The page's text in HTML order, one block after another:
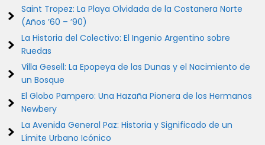
Saint Tropez: La Playa Olvidada de la Costanera Norte
(Años ’60 – ’90)
La Historia del Colectivo: El Ingenio Argentino sobre
Ruedas
Villa Gesell: La Epopeya de las Dunas y el Nacimiento de
un Bosque
El Globo Pampero: Una Hazaña Pionera de los Hermanos
Newbery
La Avenida General Paz: Historia y Significado de un
Límite Urbano Icónico